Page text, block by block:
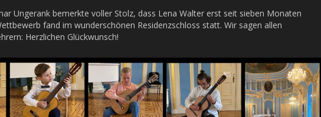
Ungerank bemerkte voller Stolz, dass Lena Walter erst seit sieben Monaten
fand im wunderschönen Residenzschloss statt. Wir sagen allen
Herzlichen Glückwunsch!